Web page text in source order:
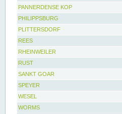
PANNERDENSE KOP
PHILIPPSBURG
PLITTERSDORF
REES
RHEINWEILER
RUST
SANKT GOAR
SPEYER
WESEL
WORMS